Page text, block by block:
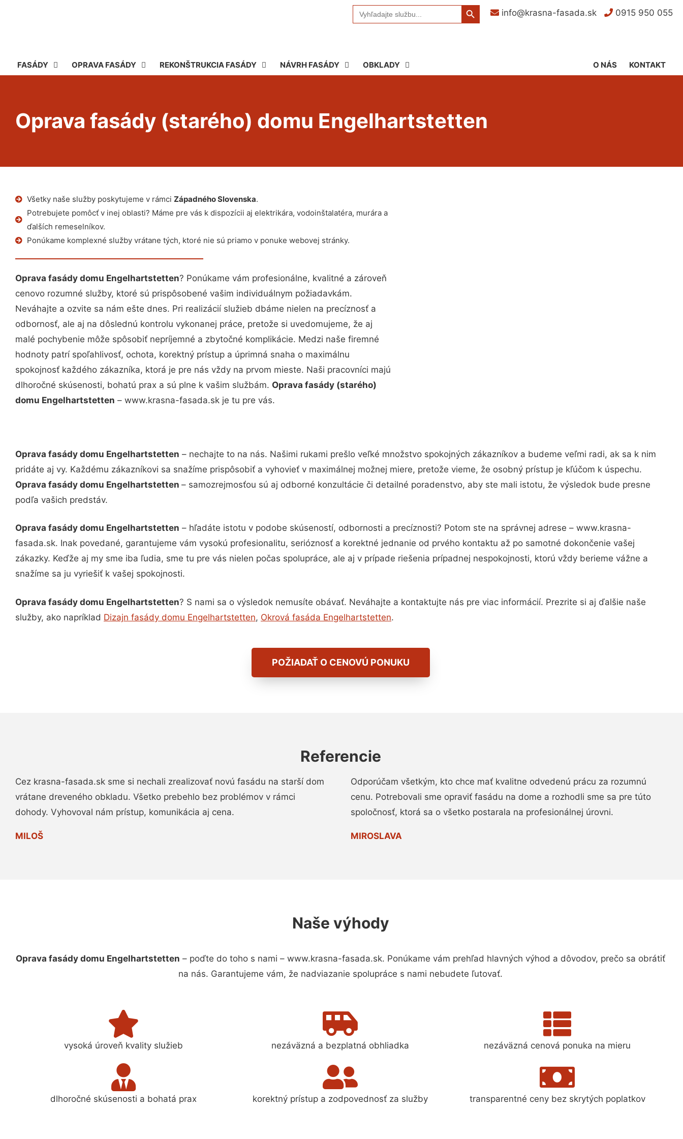
Search
for:
Search Button
info@krasna-fasada.sk
0915 950 055
FASÁDY OPRAVA FASÁDY REKONŠTRUKCIA FASÁDY NÁVRH FASÁDY OBKLADY KONTAKT
O NÁS
Oprava fasády (starého) domu Engelhartstetten
Všetky naše služby poskytujeme v rámci Západného Slovenska.
Potrebujete pomôcť v inej oblasti? Máme pre vás k dispozícii aj elektrikára, vodoinštalatéra, murára a
ďalších remeselníkov.
Ponúkame komplexné služby vrátane tých, ktoré nie sú priamo v ponuke webovej stránky.
Oprava fasády domu Engelhartstetten? Ponúkame vám profesionálne, kvalitné a zároveň
cenovo rozumné služby, ktoré sú prispôsobené vašim individuálnym požiadavkám.
Neváhajte a ozvite sa nám ešte dnes. Pri realizácií služieb dbáme nielen na precíznosť a
odbornosť, ale aj na dôslednú kontrolu vykonanej práce, pretože si uvedomujeme, že aj
malé pochybenie môže spôsobiť nepríjemné a zbytočné komplikácie. Medzi naše firemné
hodnoty patrí spoľahlivosť, ochota, korektný prístup a úprimná snaha o maximálnu
spokojnosť každého zákazníka, ktorá je pre nás vždy na prvom mieste. Naši pracovníci majú
dlhoročné skúsenosti, bohatú prax a sú plne k vašim službám. Oprava fasády (starého)
domu Engelhartstetten – www.krasna-fasada.sk je tu pre vás.
Oprava fasády domu Engelhartstetten – nechajte to na nás. Našimi rukami prešlo veľké množstvo spokojných zákazníkov a budeme veľmi radi, ak sa k nim
pridáte aj vy. Každému zákazníkovi sa snažíme prispôsobiť a vyhovieť v maximálnej možnej miere, pretože vieme, že osobný prístup je kľúčom k úspechu.
Oprava fasády domu Engelhartstetten – samozrejmosťou sú aj odborné konzultácie či detailné poradenstvo, aby ste mali istotu, že výsledok bude presne
podľa vašich predstáv.
Oprava fasády domu Engelhartstetten – hľadáte istotu v podobe skúseností, odbornosti a precíznosti? Potom ste na správnej adrese – www.krasna-
fasada.sk. Inak povedané, garantujeme vám vysokú profesionalitu, serióznosť a korektné jednanie od prvého kontaktu až po samotné dokončenie vašej
zákazky. Keďže aj my sme iba ľudia, sme tu pre vás nielen počas spolupráce, ale aj v prípade riešenia prípadnej nespokojnosti, ktorú vždy berieme vážne a
snažíme sa ju vyriešiť k vašej spokojnosti.
Oprava fasády domu Engelhartstetten? S nami sa o výsledok nemusíte obávať. Neváhajte a kontaktujte nás pre viac informácií. Prezrite si aj ďalšie naše
služby, ako napríklad Dizajn fasády domu Engelhartstetten, Okrová fasáda Engelhartstetten.
POŽIADAŤ O CENOVÚ PONUKU
Referencie
Cez krasna-fasada.sk sme si nechali zrealizovať novú fasádu na starší dom
vrátane dreveného obkladu. Všetko prebehlo bez problémov v rámci
dohody. Vyhovoval nám prístup, komunikácia aj cena.
MILOŠ
Odporúčam všetkým, kto chce mať kvalitne odvedenú prácu za rozumnú
cenu. Potrebovali sme opraviť fasádu na dome a rozhodli sme sa pre túto
spoločnosť, ktorá sa o všetko postarala na profesionálnej úrovni.
MIROSLAVA
Naše výhody
Oprava fasády domu Engelhartstetten – poďte do toho s nami – www.krasna-fasada.sk. Ponúkame vám prehľad hlavných výhod a dôvodov, prečo sa obrátiť
na nás. Garantujeme vám, že nadviazanie spolupráce s nami nebudete ľutovať.
vysoká úroveň kvality služieb nezáväzná a bezplatná obhliadka nezáväzná cenová ponuka na mieru
dlhoročné skúsenosti a bohatá prax korektný prístup a zodpovednosť za služby transparentné ceny bez skrytých poplatkov